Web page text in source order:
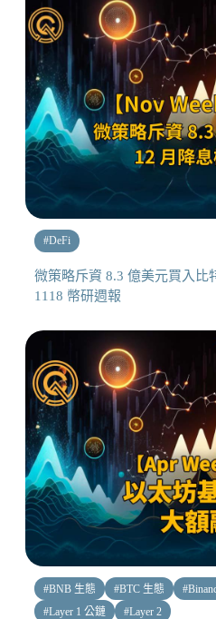
#DeFi
微策略斥資 8.3 億美元買入比
1118 幣研週報
#BNB 生態 #BTC 生態 #
#Layer 1 公鏈 #Layer 2